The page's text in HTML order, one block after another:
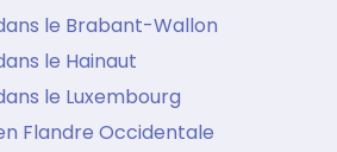
le Brabant-Wallon
le Hainaut
le Luxembourg
Flandre Occidentale